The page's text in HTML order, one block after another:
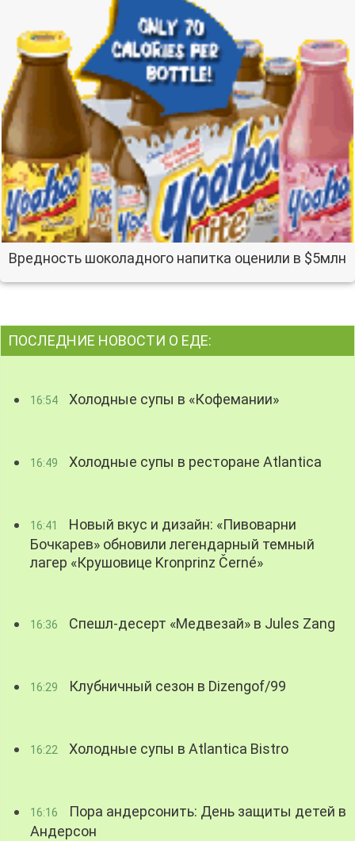
Вредность шоколадного напитка оценили в $5млн
ПОСЛЕДНИЕ НОВОСТИ О ЕДЕ:
16:54 Холодные супы в «Кофемании»
16:49 Холодные супы в ресторане Atlantica
16:41
Новый вкус и дизайн: «Пивоварни
Бочкарев» обновили легендарный темный
лагер «Крушовице Kronprinz Černé»
16:36 Спешл-десерт «Медвезай» в Jules Zang
16:29 Клубничный сезон в Dizengof/99
16:22 Холодные супы в Atlantica Bistro
16:16
Пора андерсонить: День защиты детей в
Андерсон